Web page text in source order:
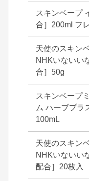
スキンベープ
合］200ml フ
天使のスキン
NHKいないい
合］50g
スキンベープ
ム ハーブプラ
100mL
天使のスキン
NHKいないい
配合］20枚入